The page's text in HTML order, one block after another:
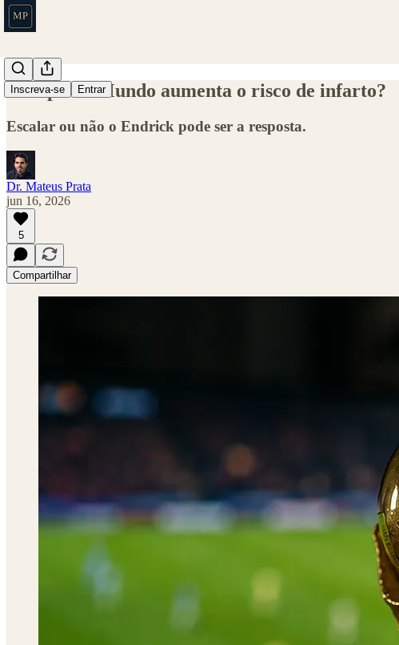
Inscreva-se Entrar
A Copa do Mundo aumenta o risco de infarto?
Escalar ou não o Endrick pode ser a resposta.
Dr. Mateus Prata
jun 16, 2026
5
Compartilhar